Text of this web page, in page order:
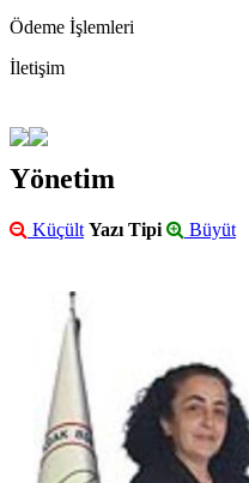
Ödeme İşlemleri
İletişim
Yönetim
Küçült Yazı Tipi Büyüt